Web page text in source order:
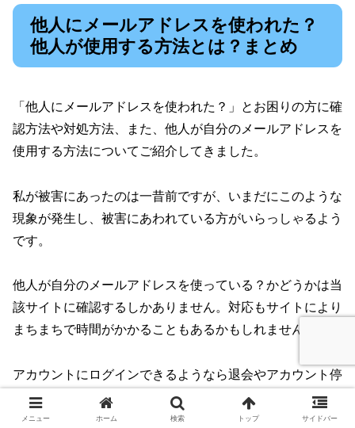
他人にメールアドレスを使われた？
他人が使用する方法とは？まとめ
「他人にメールアドレスを使われた？」とお困りの方に確
認方法や対処方法、また、他人が自分のメールアドレスを
使用する方法についてご紹介してきました。
私が被害にあったのは一昔前ですが、いまだにこのような
現象が発生し、被害にあわれている方がいらっしゃるよう
です。
他人が自分のメールアドレスを使っている？かどうかは当
該サイトに確認するしかありません。対応もサイトにより
まちまちで時間がかかることもあるかもしれません。
アカウントにログインできるようなら退会やアカウント停
止の手続きをしましょう。
メニュー ホーム 検索 トップ サイドバー